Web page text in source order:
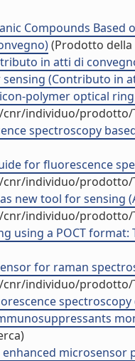
Compounds
(Prodotto della
in atti di
(Contributo in
polymer optical
individuo/prodotto/
spectroscopy
for fluorescence
individuo/prodotto/
new tool for sensing
individuo/prodotto/
using a POCT
for raman
individuo/prodotto/
microsensor